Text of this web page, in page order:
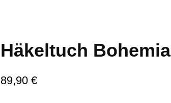
Häkeltuch
89,90€